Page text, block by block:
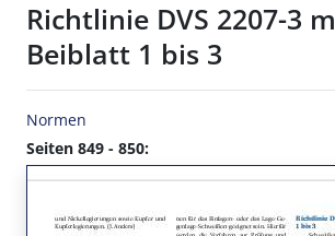
Richtlinie DVS 2207-3
Beiblatt 1 bis 3
Normen
Seiten 849 - 850: